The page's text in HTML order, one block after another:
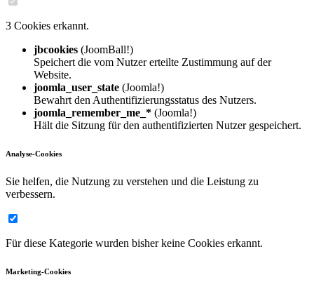
3 Cookies erkannt.
jbcookies (JoomBall!)
Speichert die vom Nutzer erteilte Zustimmung auf der
Website.
joomla_user_state (Joomla!)
Bewahrt den Authentifizierungsstatus des Nutzers.
joomla_remember_me_* (Joomla!)
Hält die Sitzung für den authentifizierten Nutzer gespeichert.
Analyse-Cookies
Sie helfen, die Nutzung zu verstehen und die Leistung zu
verbessern.
Für diese Kategorie wurden bisher keine Cookies erkannt.
Marketing-Cookies